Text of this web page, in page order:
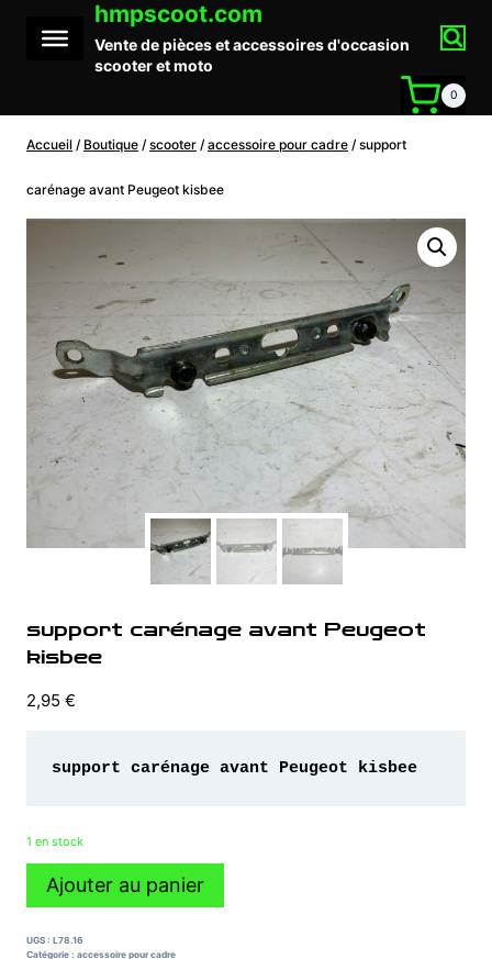
contenu
hmpscoot.com
Vente de pièces et accessoires d'occasion
scooter et moto
0
Accueil / Boutique / scooter / accessoire pour cadre / support
carénage avant Peugeot kisbee
support carénage avant Peugeot
kisbee
2,95 €
support carénage avant Peugeot kisbee
1 en stock
quantité
carénage
Ajouter au panier
UGS : L78.16
Catégorie : accessoire pour cadre